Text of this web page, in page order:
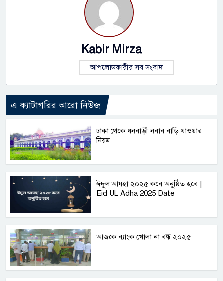
Kabir Mirza
আপলোডকারীর সব সংবাদ
এ ক্যাটাগরির আরো নিউজ
ঢাকা থেকে ধনবাড়ী নবাব বাড়ি যাওয়ার
নিয়ম
ঈদুল আযহা ২০২৫ কবে অনুষ্ঠিত হবে |
Eid UL Adha 2025 Date
আজকে ব্যাংক খোলা না বন্ধ ২০২৫